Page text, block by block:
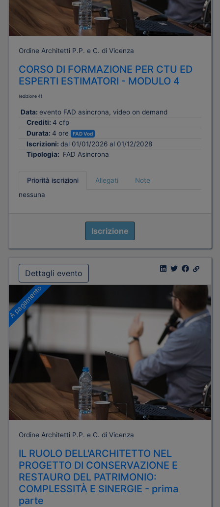
Ordine Architetti P.P. e C. di Vicenza
CORSO DI FORMAZIONE PER CTU ED
ESPERTI ESTIMATORI - MODULO 4
(edizione 4)
Data: evento FAD asincrona, video on demand
Crediti: 4 cfp
Durata: 4 ore FAD Vod
Iscrizioni: dal 01/01/2026 al 01/12/2028
Tipologia: FAD Asincrona
Priorità iscrizioni Allegati
Note
nessuna
Iscrizione
Dettagli evento
A pagamento
Ordine Architetti P.P. e C. di Vicenza
IL RUOLO DELL'ARCHITETTO NEL
PROGETTO DI CONSERVAZIONE E
RESTAURO DEL PATRIMONIO:
COMPLESSITÀ E SINERGIE - prima
parte